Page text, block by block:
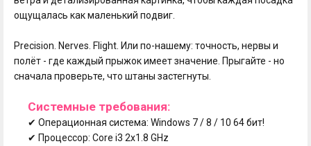
ощущалась как маленький подвиг.
Precision. Nerves. Flight. Или по-нашему: точность, нервы и
полёт - где каждый прыжок имеет значение. Прыгайте - но
сначала проверьте, что штаны застегнуты.
Системные требования:
✔ Операционная система: Windows 7 / 8 / 10 64 бит!
✔ Процессор: Core i3 2x1.8 GHz